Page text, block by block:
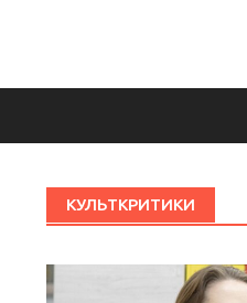
КУЛЬТКРИТИКИ